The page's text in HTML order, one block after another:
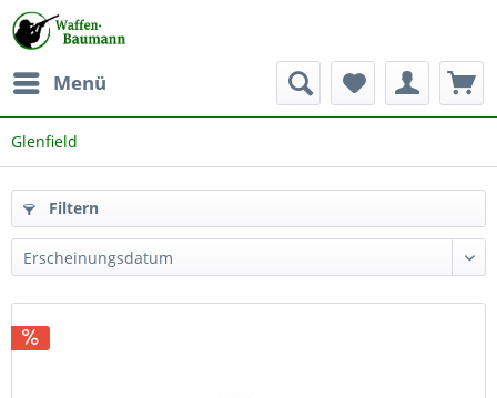
Menü
Glenfield
Filtern